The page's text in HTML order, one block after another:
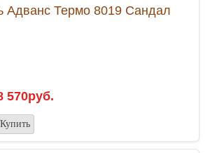
Адванс Термо 8019 Сандал
570руб.
Купить